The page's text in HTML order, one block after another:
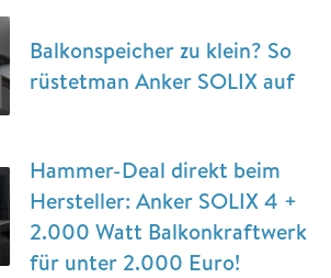
Balkonspeicher zu klein? So
rüstetman Anker SOLIX auf
Hammer-Deal direkt beim
Hersteller: Anker SOLIX 4 +
2.000 Watt Balkonkraftwerk
für unter 2.000 Euro!